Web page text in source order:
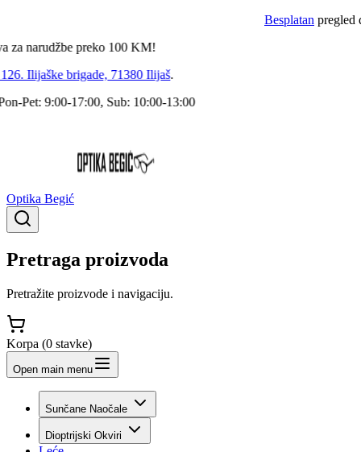
Besplatan pregled
preko 100KM!
Ilijaške brigade, 71380 Ilijaš.
9:00-17:00, Sub: 10:00-13:00
Optika Begić
Pretraga proizvoda
Pretražite proizvode i navigaciju.
Korpa (0 stavke)
Open main menu
Sunčane Naočale
Dioptrijski Okviri